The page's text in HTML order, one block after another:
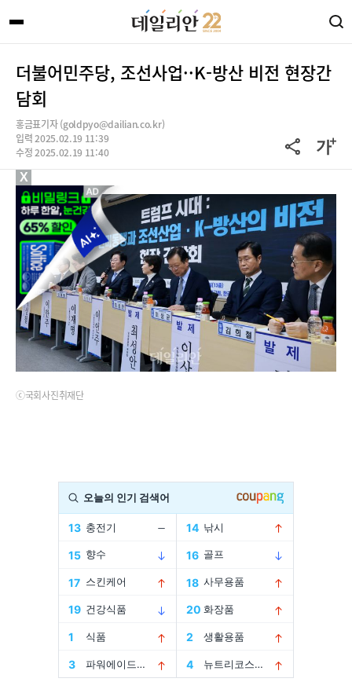
더불어민주당, 조선사업··K-방산 비전 현장간
담회
홍금표기자 (goldpyo@dailian.co.kr)
입력 2025.02.19 11:39
수정 2025.02.19 11:40
ⓒ국회사진취재단
X